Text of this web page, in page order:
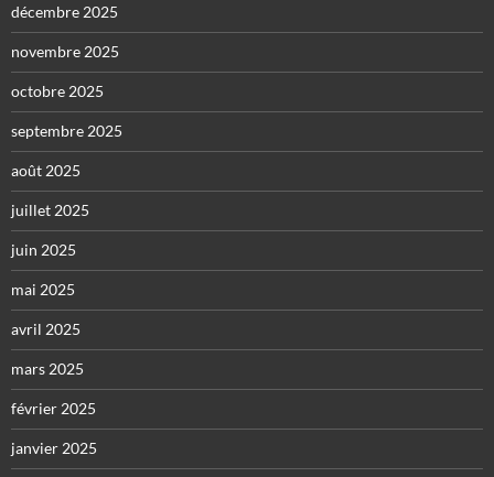
décembre 2025
novembre 2025
octobre 2025
septembre 2025
août 2025
juillet 2025
juin 2025
mai 2025
avril 2025
mars 2025
février 2025
janvier 2025